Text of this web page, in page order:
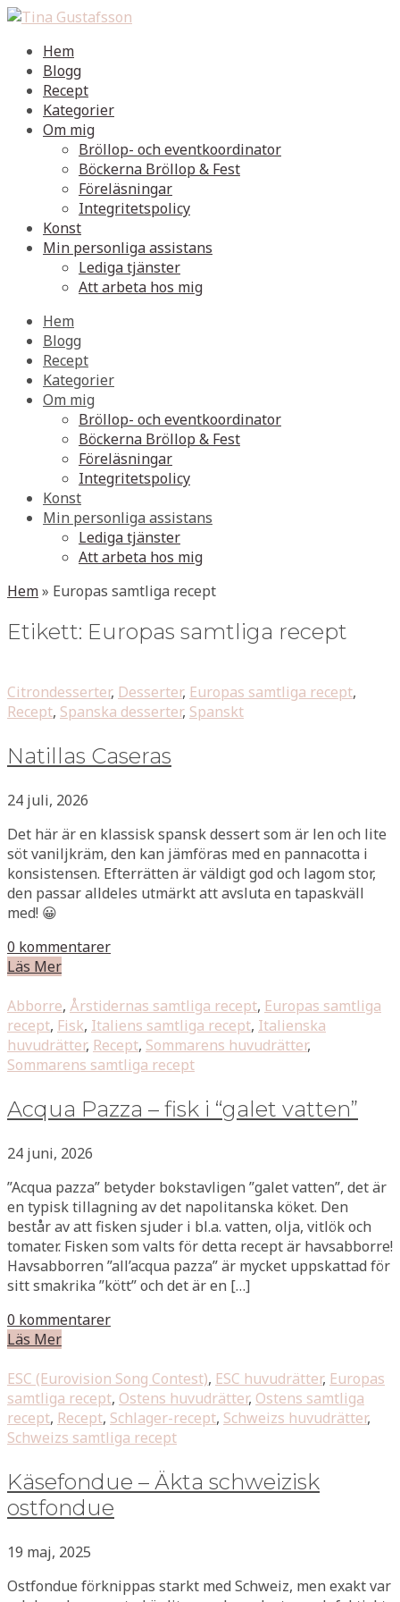
Hem
Blogg
Recept
Kategorier
Om mig
Bröllop- och eventkoordinator
Böckerna Bröllop & Fest
Föreläsningar
Integritetspolicy
Konst
Min personliga assistans
Lediga tjänster
Att arbeta hos mig
Hem
Blogg
Recept
Kategorier
Om mig
Bröllop- och eventkoordinator
Böckerna Bröllop & Fest
Föreläsningar
Integritetspolicy
Konst
Min personliga assistans
Lediga tjänster
Att arbeta hos mig
Hem» Europas samtliga recept
Etikett: Europas samtliga recept
Citrondesserter, Desserter, Europas samtliga recept,
Recept, Spanska desserter, Spanskt
Natillas Caseras
24 juli, 2026
Det här är en klassisk spansk dessert som är len och lite
söt vaniljkräm, den kan jämföras med en pannacotta i
konsistensen. Efterrätten är väldigt god och lagom stor,
den passar alldeles utmärkt att avsluta en tapaskväll
med! 😀
0 kommentarer
Läs Mer
Abborre, Årstidernas samtliga recept, Europas samtliga
recept, Fisk, Italiens samtliga recept, Italienska
huvudrätter, Recept, Sommarens huvudrätter,
Sommarens samtliga recept
Acqua Pazza – fisk i “galet vatten”
24 juni, 2026
”Acqua pazza” betyder bokstavligen ”galet vatten”, det är
en typisk tillagning av det napolitanska köket. Den
består av att fisken sjuder i bl.a. vatten, olja, vitlök och
tomater. Fisken som valts för detta recept är havsabborre!
Havsabborren ”all’acqua pazza” är mycket uppskattad för
sitt smakrika ”kött” och det är en […]
0 kommentarer
Läs Mer
ESC (Eurovision Song Contest), ESC huvudrätter, Europas
samtliga recept, Ostens huvudrätter, Ostens samtliga
recept, Recept, Schlager-recept, Schweizs huvudrätter,
Schweizs samtliga recept
Käsefondue – Äkta schweizisk
ostfondue
19 maj, 2025
Ostfondue förknippas starkt med Schweiz, men exakt var